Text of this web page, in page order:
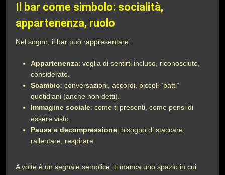
Il bar come simbolo: socialità,
appartenenza, ruolo
Nel sogno, il bar può rappresentare:
Appartenenza: voglia di sentirti incluso, riconosciuto,
considerato.
Scambio: conversazioni, accordi, piccoli “patti”
quotidiani (anche non detti).
Immagine sociale: come ti presenti, come pensi di
essere visto.
Pausa e decompressione: bisogno di staccare,
rallentare, respirare.
A volte è un segnale semplice: ti manca uno spazio in cui